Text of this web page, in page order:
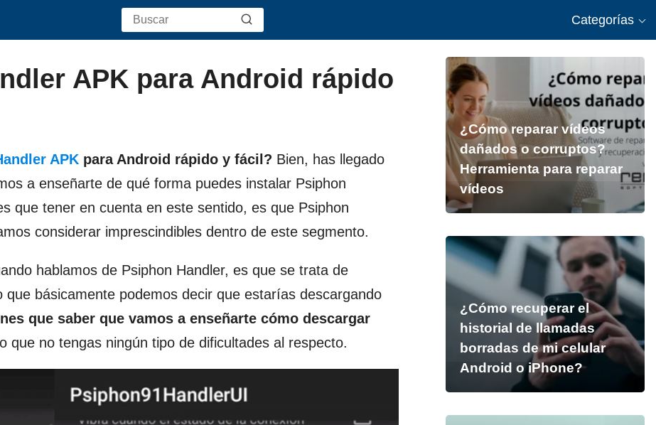
Categorías
APK para Android rápido
APK para Android rápido y fácil? Bien, has llegado
a enseñarte de qué forma puedes instalar Psiphon
que tener en cuenta en este sentido, es que Psiphon
considerar imprescindibles dentro de este segmento.
hablamos de Psiphon Handler, es que se trata de
básicamente podemos decir que estarías descargando
que saber que vamos a enseñarte cómo descargar
que no tengas ningún tipo de dificultades al respecto.
¿Cómo reparar vídeos
dañados o corruptos?
Herramienta para reparar
vídeos
¿Cómo recuperar el
historial de llamadas
borradas de mi celular
Android o iPhone?